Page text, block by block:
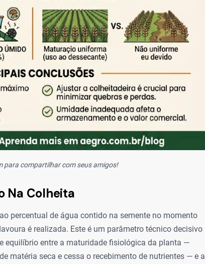
para compartilhar com seus amigos!
Na Colheita
percentual de água contido na semente no momento
é realizada. Este é um parâmetro técnico decisivo
equilíbrio entre a maturidade fisiológica da planta —
matéria seca e cessa o recebimento de nutrientes — e a